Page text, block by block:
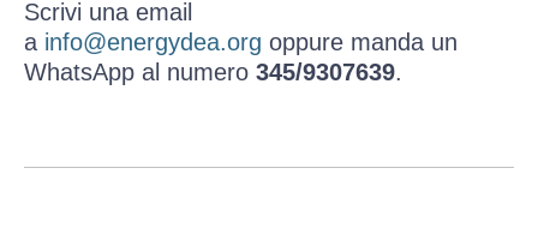
Scrivi una email
a info@energydea.org oppure manda un
WhatsApp al numero 345/9307639.